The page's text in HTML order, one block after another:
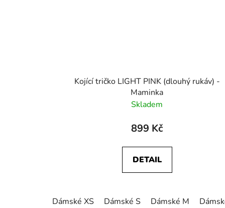
Kojící tričko LIGHT PINK (dlouhý rukáv) -
Maminka
Skladem
899 Kč
DETAIL
Dámské XS Dámské S Dámské M